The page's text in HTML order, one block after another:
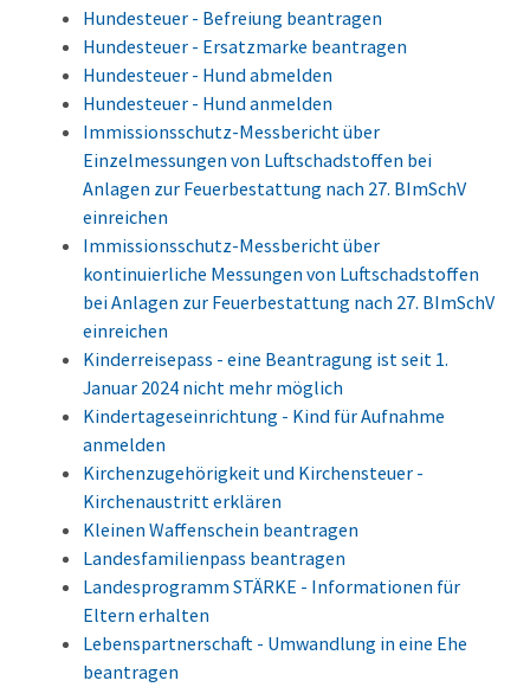
Hundesteuer - Befreiung beantragen
Hundesteuer - Ersatzmarke beantragen
Hundesteuer - Hund abmelden
Hundesteuer - Hund anmelden
Immissionsschutz-Messbericht über
Einzelmessungen von Luftschadstoffen bei
Anlagen zur Feuerbestattung nach 27. BImSchV
einreichen
Immissionsschutz-Messbericht über
kontinuierliche Messungen von Luftschadstoffen
bei Anlagen zur Feuerbestattung nach 27. BImSchV
einreichen
Kinderreisepass - eine Beantragung ist seit 1.
Januar 2024 nicht mehr möglich
Kindertageseinrichtung - Kind für Aufnahme
anmelden
Kirchenzugehörigkeit und Kirchensteuer -
Kirchenaustritt erklären
Kleinen Waffenschein beantragen
Landesfamilienpass beantragen
Landesprogramm STÄRKE - Informationen für
Eltern erhalten
Lebenspartnerschaft - Umwandlung in eine Ehe
beantragen